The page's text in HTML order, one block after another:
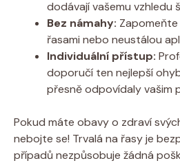
dodávají vašemu vzhledu
Bez námahy:
řasami nebo neustálou
Individuální přístup:
doporučí ten nejlepší
přesně odpovídaly vašim
Pokud máte obavy o zdraví
nebojte se! Trvalá na řasy je
případů nezpůsobuje žádná